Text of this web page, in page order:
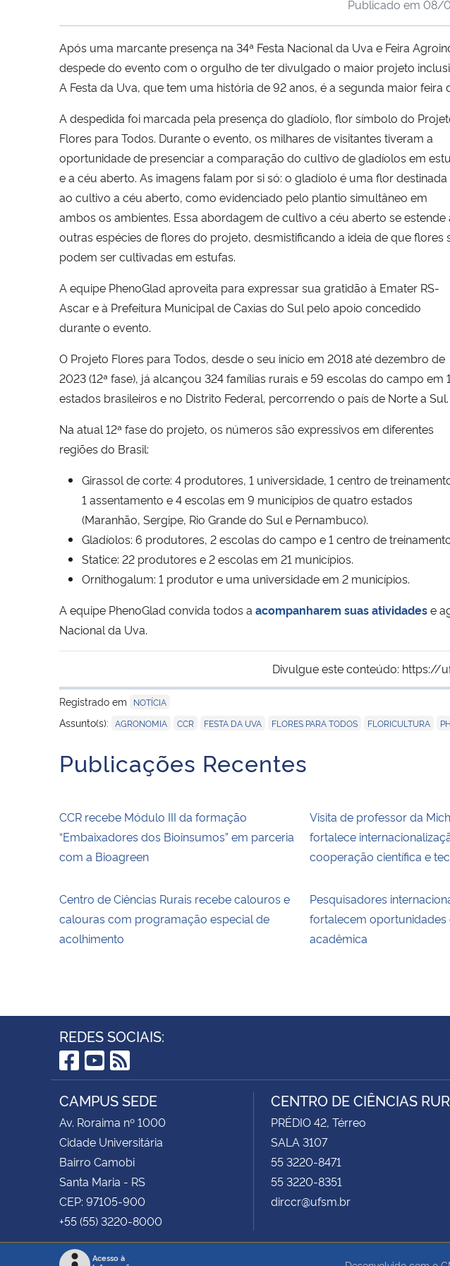
Publicado em 08/
Após uma marcante presença na 34ª Festa Nacional da Uva e Feira
despede do evento com o orgulho de ter divulgado o maior projeto
A Festa da Uva, que tem uma história de 92 anos, é a segunda maior feira
A despedida foi marcada pela presença do gladíolo, flor símbolo do
Flores para Todos. Durante o evento, os milhares de visitantes tiveram a
oportunidade de presenciar a comparação do cultivo de gladíolos em
e a céu aberto. As imagens falam por si só: o gladíolo é uma flor destinada
ao cultivo a céu aberto, como evidenciado pelo plantio simultâneo em
ambos os ambientes. Essa abordagem de cultivo a céu aberto se estende
outras espécies de flores do projeto, desmistificando a ideia de que flores
podem ser cultivadas em estufas.
A equipe PhenoGlad aproveita para expressar sua gratidão à Emater RS-
Ascar e à Prefeitura Municipal de Caxias do Sul pelo apoio concedido
durante o evento.
O Projeto Flores para Todos, desde o seu início em 2018 até dezembro de
2023 (12ª fase), já alcançou 324 famílias rurais e 59 escolas do campo em
estados brasileiros e no Distrito Federal, percorrendo o país de Norte a Sul.
Na atual 12ª fase do projeto, os números são expressivos em diferentes
regiões do Brasil:
Girassol de corte: 4 produtores, 1 universidade, 1 centro de
1 assentamento e 4 escolas em 9 municípios de quatro estados
(Maranhão, Sergipe, Rio Grande do Sul e Pernambuco).
Gladíolos: 6 produtores, 2 escolas do campo e 1 centro de
Statice: 22 produtores e 2 escolas em 21 municípios.
Ornithogalum: 1 produtor e uma universidade em 2 municípios.
A equipe PhenoGlad convida todos a acompanharem suas atividadese
Nacional da Uva.
Divulgue este conteúdo: https://
Registrado em
NOTÍCIA
Assunto(s): AGRONOMIA CCR FESTA DA UVA FLORES PARA TODOS FLORICULTURA
Publicações Recentes
CCR recebe Módulo III da formação
“Embaixadores dos Bioinsumos” em parceria
com a Bioagreen
Visita de professor da
fortalece
cooperação científica e
Centro de Ciências Rurais recebe calouros e
calouras com programação especial de
acolhimento
Pesquisadores
fortalecem
acadêmica
REDES SOCIAIS:
Facebook
YouTube
RSS
CAMPUS SEDE
Av. Roraima nº 1000
Cidade Universitária
Bairro Camobi
Santa Maria - RS
CEP: 97105-900
+55 (55) 3220-8000
CENTRO DE CIÊNCIAS
PRÉDIO 42, Térreo
SALA 3107
55 3220-8471
55 3220-8351
dirccr@ufsm.br
Acesso à